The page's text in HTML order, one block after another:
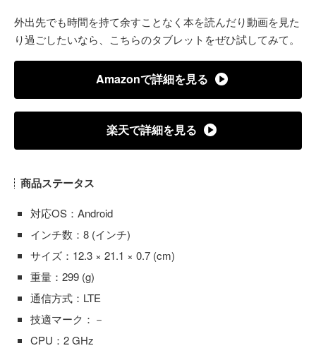
外出先でも時間を持て余すことなく本を読んだり動画を見た
り過ごしたいなら、こちらのタブレットをぜひ試してみて。
Amazonで詳細を見る
楽天で詳細を見る
商品ステータス
対応OS：Android
インチ数：8 (インチ)
サイズ：12.3 × 21.1 × 0.7 (cm)
重量：299 (g)
通信方式：LTE
技適マーク：－
CPU：2 GHz